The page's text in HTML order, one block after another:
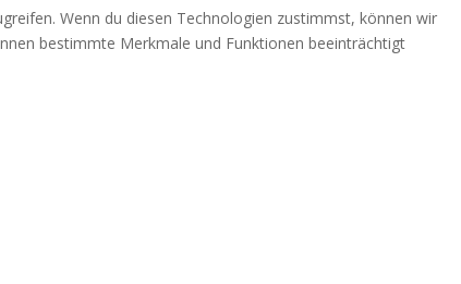
Wenn du diesen Technologien zustimmst, können wir
bestimmte Merkmale und Funktionen beeinträchtigt